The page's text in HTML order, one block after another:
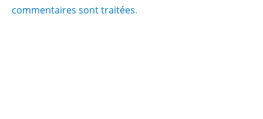
commentaires sont traitées.